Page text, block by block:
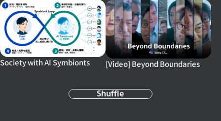
Society with AI Symbionts [Video] Beyond Boundaries
Shuffle